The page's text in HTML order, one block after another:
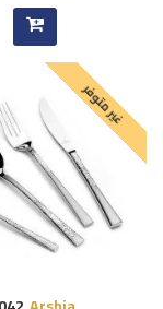
غير متوفر